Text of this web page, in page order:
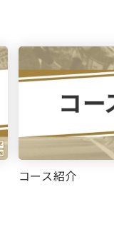
コース紹介